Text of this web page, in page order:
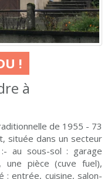
!
à
de 1955 - 73
située dans un secteur
au sous-sol : garage
une pièce (cuve fuel),
: entrée, cuisine, salon-